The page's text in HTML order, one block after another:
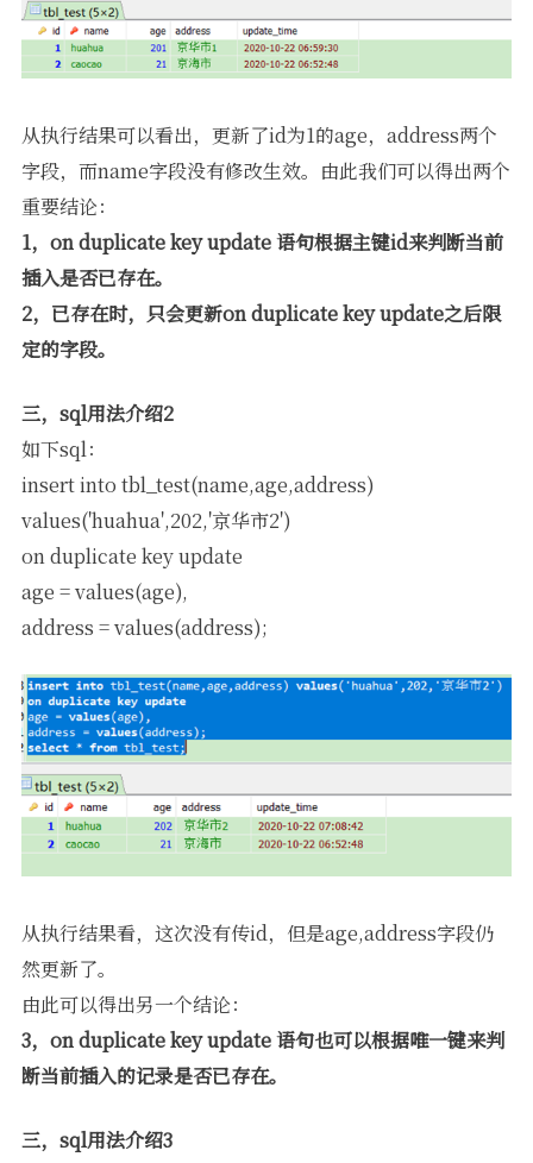
从执行结果可以看出，更新了id为1的age，address两个
字段，而name字段没有修改生效。由此我们可以得出两个
重要结论：
1，on duplicate key update 语句根据主键id来判断当前
插入是否已存在。
2，已存在时，只会更新on duplicate key update之后限
定的字段。
三，sql用法介绍2
如下sql：
insert into tbl_test(name,age,address)
values('huahua',202,'京华市2')
on duplicate key update
age = values(age),
address = values(address);
从执行结果看，这次没有传id，但是age,address字段仍
然更新了。
由此可以得出另一个结论：
3，on duplicate key update 语句也可以根据唯一键来判
断当前插入的记录是否已存在。
三，sql用法介绍3